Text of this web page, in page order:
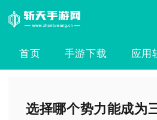
首页 手游下载 应用
选择哪个势力能成为